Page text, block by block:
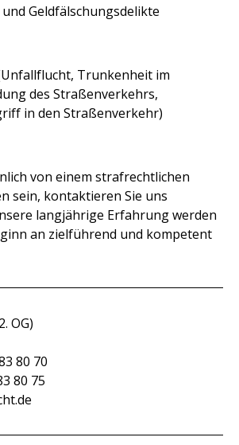
Geldfälschungsdelikte
Trunkenheit im
des Straßenverkehrs,
in den Straßenverkehr)
von einem strafrechtlichen
sein, kontaktieren Sie uns
langjährige Erfahrung werden
an zielführend und kompetent
OG)
80 70
80 75